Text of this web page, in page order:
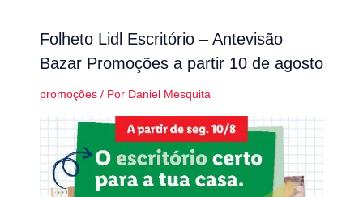
Folheto Lidl Escritório – Antevisão
Bazar Promoções a partir 10 de agosto
promoções/ Por Daniel Mesquita